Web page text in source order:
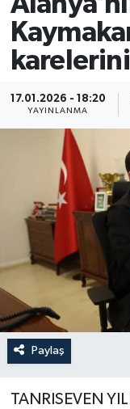
17.01.2026 - 18:20
YAYINLANMA
Paylaş
TANRISEVEN